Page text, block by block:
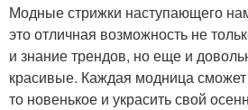
Модные стрижки наступающего
это отличная возможность не
и знание трендов, но еще и
красивые. Каждая модница сможет
то новенькое и украсить свой